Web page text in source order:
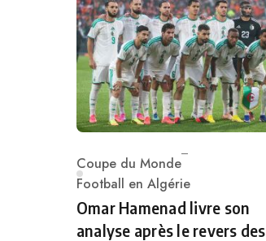
Category
Coupe du Monde
Football en Algérie
Omar Hamenad livre son
analyse après le revers des